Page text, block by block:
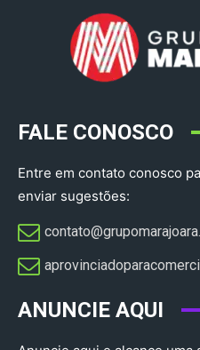
FALE CONOSCO
Entre em contato conosco
enviar sugestões:
ANUNCIE AQUI